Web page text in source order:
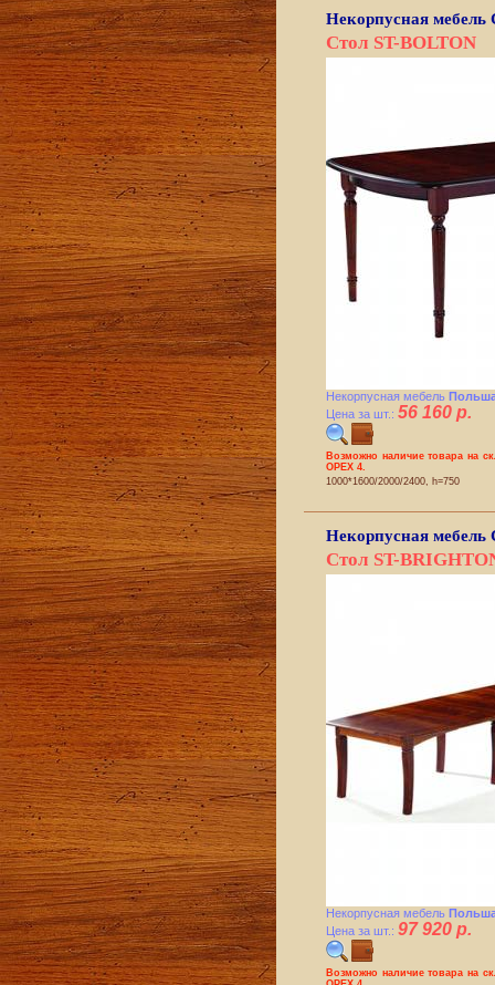
Некорпусная мебель
Стол ST-BOLTON
Некорпусная мебель
Цена за шт.: 56 160 р.
Возможно наличие товара на
ОРЕХ 4.
1000*1600/2000/2400, h=750
Некорпусная мебель
Стол ST-
Некорпусная мебель
Цена за шт.: 97 920 р.
Возможно наличие товара на